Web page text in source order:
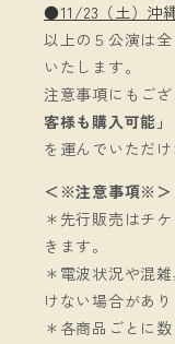
●11/23（土）沖
以上の５公演は全
いたします。
注意事項にもご
客様も購入可能」
を運んでいただけ
＜※注意事項※＞
＊先行販売はチ
きます。
＊電波状況や混
けない場合があ
＊各商品ごとに